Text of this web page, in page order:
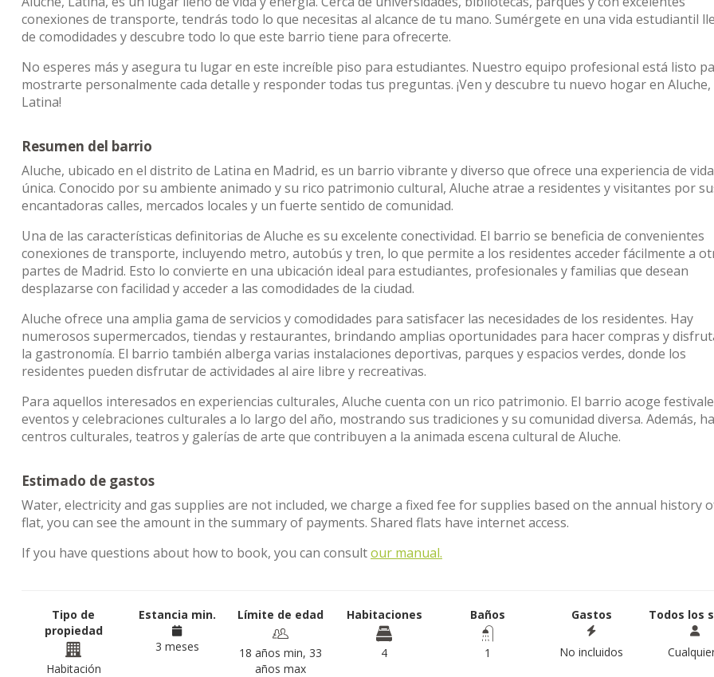
conexiones de transporte, tendrás todo lo que necesitas al alcance de tu mano. Sumérgete en una vida estudiantil
de comodidades y descubre todo lo que este barrio tiene para ofrecerte.
No esperes más y asegura tu lugar en este increíble piso para estudiantes. Nuestro equipo profesional está listo
mostrarte personalmente cada detalle y responder todas tus preguntas. ¡Ven y descubre tu nuevo hogar en Aluche,
Latina!
Resumen del barrio
Aluche, ubicado en el distrito de Latina en Madrid, es un barrio vibrante y diverso que ofrece una experiencia de vida
única. Conocido por su ambiente animado y su rico patrimonio cultural, Aluche atrae a residentes y visitantes por
encantadoras calles, mercados locales y un fuerte sentido de comunidad.
Una de las características definitorias de Aluche es su excelente conectividad. El barrio se beneficia de convenientes
conexiones de transporte, incluyendo metro, autobús y tren, lo que permite a los residentes acceder fácilmente a
partes de Madrid. Esto lo convierte en una ubicación ideal para estudiantes, profesionales y familias que desean
desplazarse con facilidad y acceder a las comodidades de la ciudad.
Aluche ofrece una amplia gama de servicios y comodidades para satisfacer las necesidades de los residentes. Hay
numerosos supermercados, tiendas y restaurantes, brindando amplias oportunidades para hacer compras y
la gastronomía. El barrio también alberga varias instalaciones deportivas, parques y espacios verdes, donde los
residentes pueden disfrutar de actividades al aire libre y recreativas.
Para aquellos interesados en experiencias culturales, Aluche cuenta con un rico patrimonio. El barrio acoge
eventos y celebraciones culturales a lo largo del año, mostrando sus tradiciones y su comunidad diversa. Además,
centros culturales, teatros y galerías de arte que contribuyen a la animada escena cultural de Aluche.
Estimado de gastos
Water, electricity and gas supplies are not included, we charge a fixed fee for supplies based on the annual history
flat, you can see the amount in the summary of payments. Shared flats have internet access.
If you have questions about how to book, you can consultour manual.
Tipo de
propiedad
Habitación
Estancia min.
3 meses
Límite de edad
18 años min, 33
años max
Habitaciones
4
Baños
1
Gastos
No incluidos
Todos los